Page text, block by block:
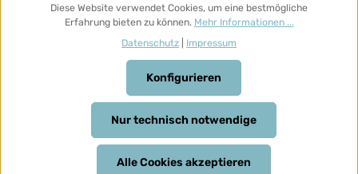
Diese Website verwendet Cookies, um eine bestmögliche
Erfahrung bieten zu können. Mehr Informationen ...
Datenschutz
Impressum
Nur technisch notwendige
Konfigurieren
Alle Cookies akzeptieren